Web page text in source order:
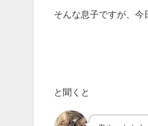
そんな息子ですが、今
と聞くと